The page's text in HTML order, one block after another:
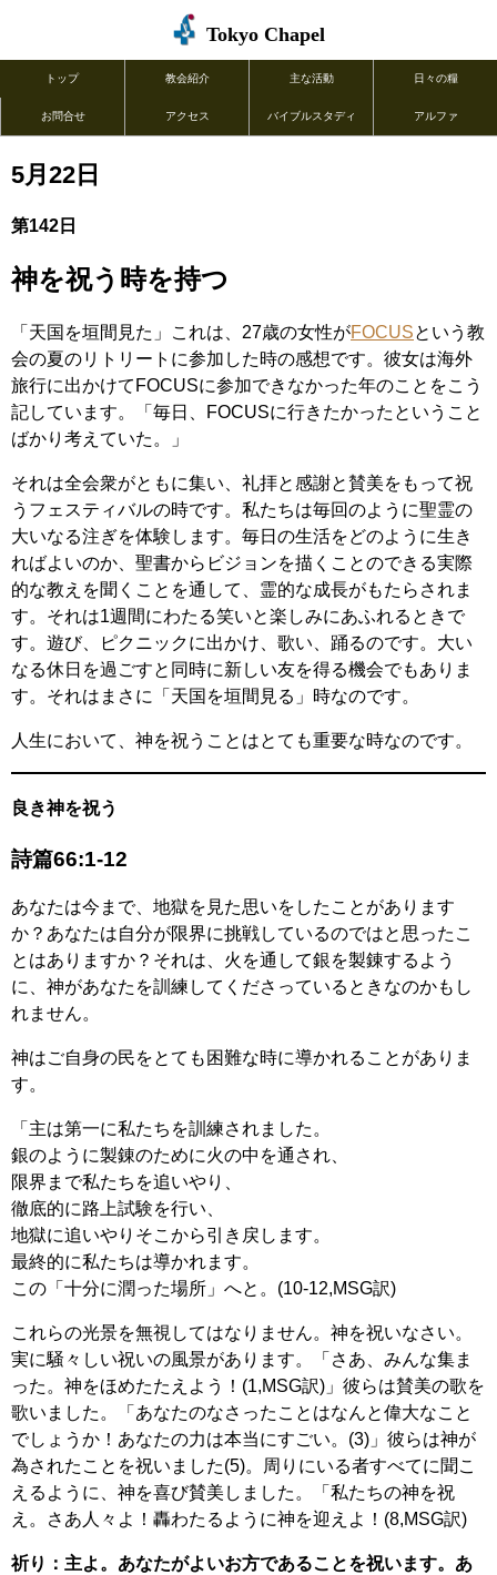
Tokyo Chapel
トップ 教会紹介 主な活動 日々の糧
お問合せ アクセス バイブルスタディ アルファ
5月22日
第142日
神を祝う時を持つ
「天国を垣間見た」これは、27歳の女性がFOCUSという教
会の夏のリトリートに参加した時の感想です。彼女は海外
旅行に出かけてFOCUSに参加できなかった年のことをこう
記しています。「毎日、FOCUSに行きたかったということ
ばかり考えていた。」
それは全会衆がともに集い、礼拝と感謝と賛美をもって祝
うフェスティバルの時です。私たちは毎回のように聖霊の
大いなる注ぎを体験します。毎日の生活をどのように生き
ればよいのか、聖書からビジョンを描くことのできる実際
的な教えを聞くことを通して、霊的な成長がもたらされま
す。それは1週間にわたる笑いと楽しみにあふれるときで
す。遊び、ピクニックに出かけ、歌い、踊るのです。大い
なる休日を過ごすと同時に新しい友を得る機会でもありま
す。それはまさに「天国を垣間見る」時なのです。
人生において、神を祝うことはとても重要な時なのです。
良き神を祝う
詩篇66:1-12
あなたは今まで、地獄を見た思いをしたことがあります
か？あなたは自分が限界に挑戦しているのではと思ったこ
とはありますか？それは、火を通して銀を製錬するよう
に、神があなたを訓練してくださっているときなのかもし
れません。
神はご自身の民をとても困難な時に導かれることがありま
す。
「主は第一に私たちを訓練されました。
銀のように製錬のために火の中を通され、
限界まで私たちを追いやり、
徹底的に路上試験を行い、
地獄に追いやりそこから引き戻します。
最終的に私たちは導かれます。
この「十分に潤った場所」へと。(10-12,MSG訳)
これらの光景を無視してはなりません。神を祝いなさい。
実に騒々しい祝いの風景があります。「さあ、みんな集ま
った。神をほめたたえよう！(1,MSG訳)」彼らは賛美の歌を
歌いました。「あなたのなさったことはなんと偉大なこと
でしょうか！あなたの力は本当にすごい。(3)」彼らは神が
為されたことを祝いました(5)。周りにいる者すべてに聞こ
えるように、神を喜び賛美しました。「私たちの神を祝
え。さあ人々よ！轟わたるように神を迎えよ！(8,MSG訳)
祈り：主よ。あなたがよいお方であることを祝います。あ